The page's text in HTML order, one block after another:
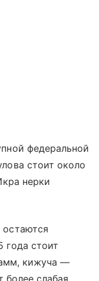
федеральной
стоит около
нерки
года стоит
кижуча —